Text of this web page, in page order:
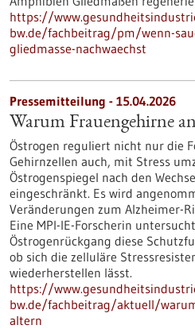
https://
bw.de/fachbeitrag/pm/wenn-
gliedmasse-nachwaechst
Pressemitteilung - 15.04.2026
Warum Frauengehirne
Östrogen reguliert nicht nur die
Gehirnzellen auch, mit Stress
Östrogenspiegel nach den
eingeschränkt. Es wird
Veränderungen zum Alzheimer-
Eine MPI-IE-Forscherin
Östrogenrückgang diese
ob sich die zelluläre
wiederherstellen lässt.
https://
bw.de/fachbeitrag/aktuell/
altern